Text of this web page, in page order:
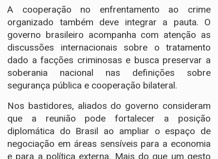
A cooperação no enfrentamento ao crime
organizado também deve integrar a pauta. O
governo brasileiro acompanha com atenção as
discussões internacionais sobre o tratamento
dado a facções criminosas e busca preservar a
soberania nacional nas definições sobre
segurança pública e cooperação bilateral.
Nos bastidores, aliados do governo consideram
que a reunião pode fortalecer a posição
diplomática do Brasil ao ampliar o espaço de
negociação em áreas sensíveis para a economia
e para a política externa. Mais do que um gesto